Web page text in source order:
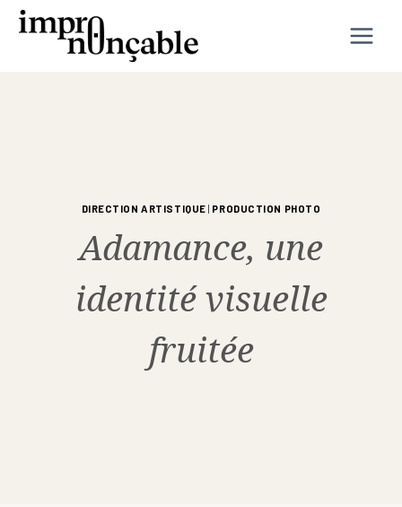
Aller
DIRECTION ARTISTIQUE PRODUCTION PHOTO
Adamance, une
identité visuelle
fruitée